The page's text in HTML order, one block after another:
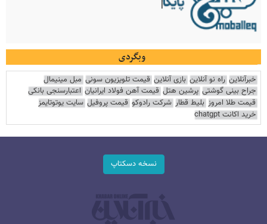
وبگردی
خبرآنلاین راه نو آنلاین بازی آنلاین قیمت تلویزیون سونی مبل مینیمال
جراح بینی گوشتی پرشین هتل قیمت آهن فولاد ایرانیان اعتبارسنجی بانکی
قیمت طلا امروز بلیط قطار شرکت رادوکو قیمت پروفیل سایت یوتوتایمز
خرید اکانت chatgpt
نسخه دسکتاپ